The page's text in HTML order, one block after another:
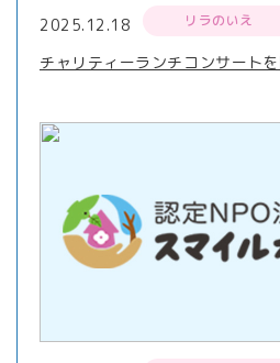
2025.12.18 リラのいえ
チャリティーランチコンサート